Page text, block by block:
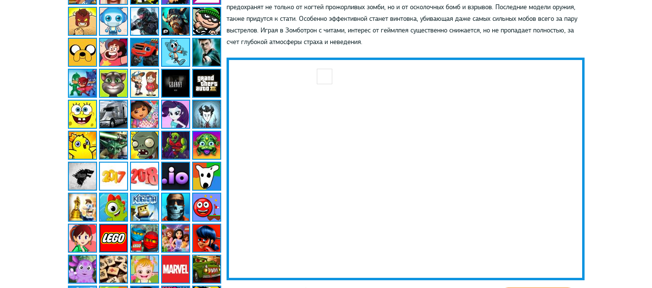
предохранят не только от когтей прожорливых зомби, но и от осколочных бомб и взрывов. Последние модели оружия,
также придутся к стати. Особенно эффективной станет винтовка, убивающая даже самых сильных мобов всего за пару
выстрелов. Играя в Зомботрон с читами, интерес от геймлпея существенно снижается, но не пропадает полностью, за
счет глубокой атмосферы страха и неведения.